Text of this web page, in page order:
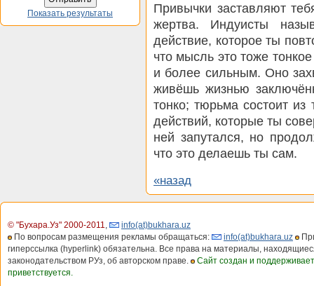
Показать результаты
Привычки заставляют
жертва. Индуисты
действие, которое ты
что мысль это тоже
и более сильным. Оно
живёшь жизнью
тонко; тюрьма состоит из
действий, которые ты
ней запутался, но
что это делаешь ты сам.
«назад
© "Бухара.Уз" 2000-2011,
info(at)bukhara.uz
По вопросам размещения рекламы обращаться:
info(at)bukhara.uz
гиперссылка (hyperlink) обязательна. Все права на материалы,
законодательством РУз, об авторском праве.
Сайт создан и
приветствуется.